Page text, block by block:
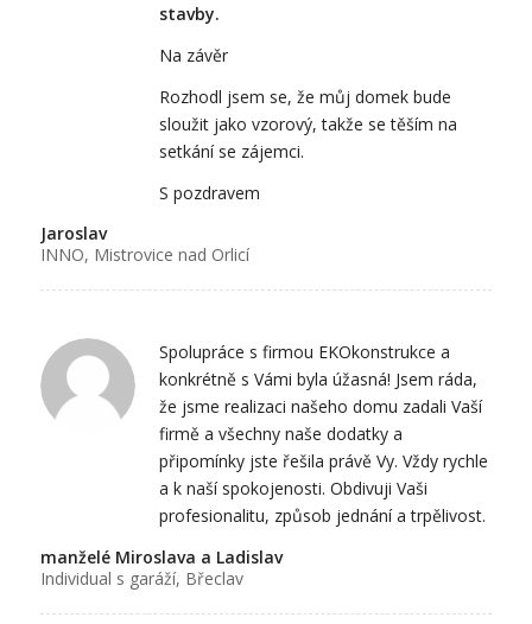
stavby.
Na závěr
Rozhodl jsem se, že můj domek bude
sloužit jako vzorový, takže se těším na
setkání se zájemci.
S pozdravem
Jaroslav
INNO, Mistrovice nad Orlicí
Spolupráce s firmou EKOkonstrukce a
konkrétně s Vámi byla úžasná! Jsem ráda,
že jsme realizaci našeho domu zadali Vaší
firmě a všechny naše dodatky a
připomínky jste řešila právě Vy. Vždy rychle
a k naší spokojenosti. Obdivuji Vaši
profesionalitu, způsob jednání a trpělivost.
manželé Miroslava a Ladislav
Individual s garáží, Břeclav